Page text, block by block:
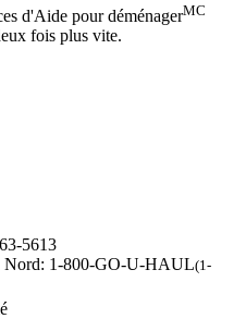
d'Aide pour déménagerMC
fois plus vite.
5613
Nord: 1-800-GO-U-HAUL(1-